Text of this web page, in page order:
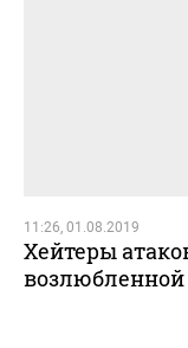
11:26, 01.08.2019
Хейтеры
возлюбленной